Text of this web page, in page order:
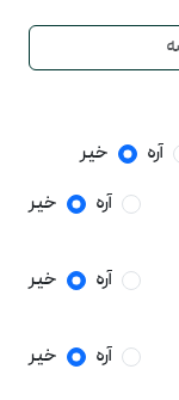
آره
خیر
آره خیر
آره خیر
آره خیر